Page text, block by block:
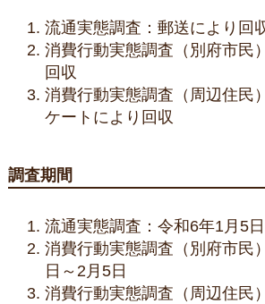
流通実態調査：郵送により回
消費行動実態調査（別府市民
回収
消費行動実態調査（周辺住民
ケートにより回収
調査期間
流通実態調査：令和6年1月5
消費行動実態調査（別府市民
日～2月5日
消費行動実態調査（周辺住民